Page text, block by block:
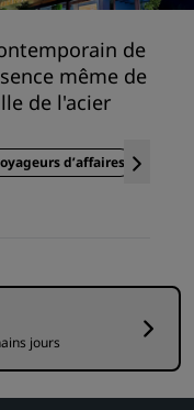
de
même de
de l'acier
d’affaires
jours